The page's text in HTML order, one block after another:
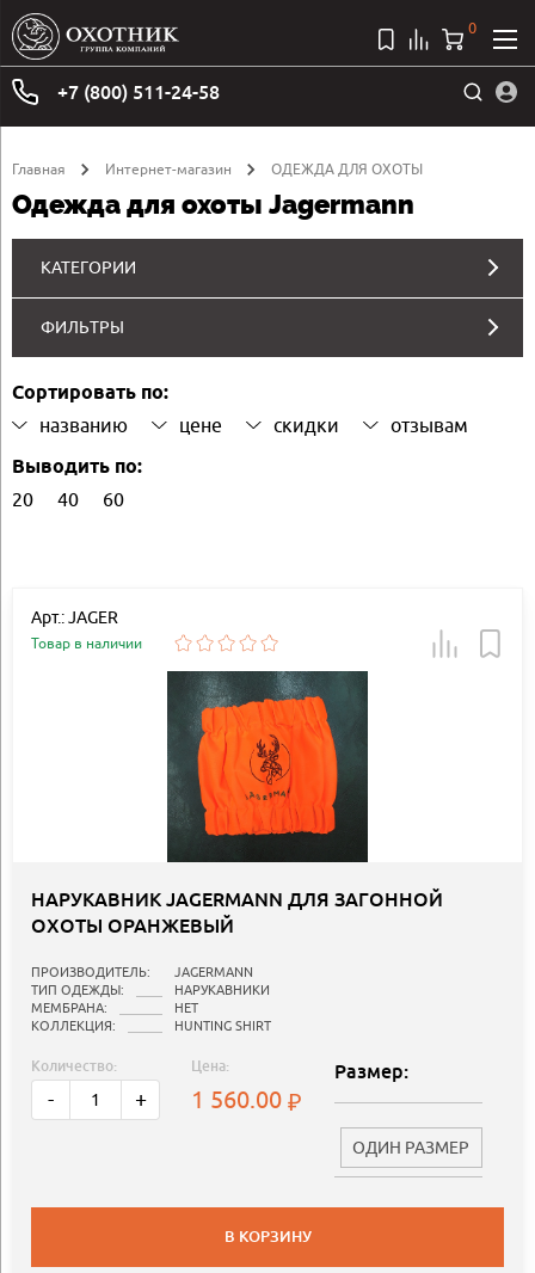
+7 (800) 511-24-58
0
Главная Интернет-магазин ОДЕЖДА ДЛЯ ОХОТЫ
Одежда для охоты Jagermann
КАТЕГОРИИ
ФИЛЬТРЫ
Сортировать по:
названию цене скидки отзывам
Выводить по:
20 40 60
Арт.: JAGER
Товар в наличии
НАРУКАВНИК JAGERMANN ДЛЯ ЗАГОННОЙ
ОХОТЫ ОРАНЖЕВЫЙ
ПРОИЗВОДИТЕЛЬ:
JAGERMANN
ТИП ОДЕЖДЫ:
НАРУКАВНИКИ
МЕМБРАНА:
НЕТ
КОЛЛЕКЦИЯ:
HUNTING SHIRT
Количество:
- +
Цена:
1 560.00
Размер:
ОДИН РАЗМЕР
В КОРЗИНУ